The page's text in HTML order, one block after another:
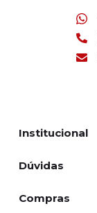
Institucional
Dúvidas
Compras